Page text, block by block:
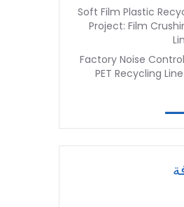
Soft Film Plastic
Project: Film
Factory Noise
PET Recycling